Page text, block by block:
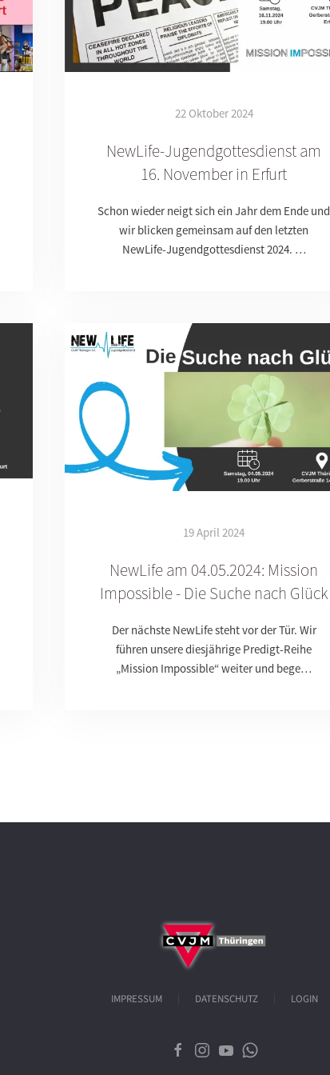
22 Oktober 2024
NewLife-Jugendgottesdienst am
16. November in Erfurt
Schon wieder neigt sich ein Jahr dem Ende und
wir blicken gemeinsam auf den letzten
NewLife-Jugendgottesdienst 2024. …
19 April 2024
NewLife am 04.05.2024: Mission
Impossible - Die Suche nach Glück
Der nächste NewLife steht vor der Tür. Wir
führen unsere diesjährige Predigt-Reihe
„Mission Impossible“ weiter und bege…
IMPRESSUM DATENSCHUTZ LOGIN